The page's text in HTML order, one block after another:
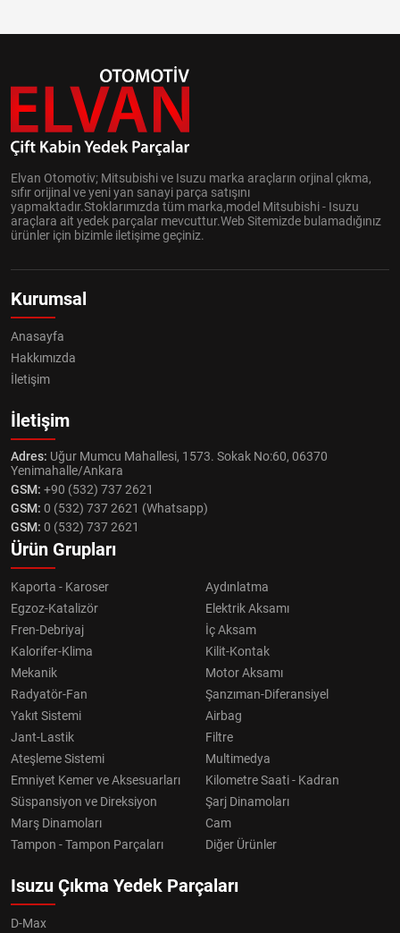
Elvan Otomotiv; Mitsubishi ve Isuzu marka araçların orjinal çıkma,
sıfır orijinal ve yeni yan sanayi parça satışını
yapmaktadır.Stoklarımızda tüm marka,model Mitsubishi - Isuzu
araçlara ait yedek parçalar mevcuttur.Web Sitemizde bulamadığınız
ürünler için bizimle iletişime geçiniz.
Kurumsal
Anasayfa
Hakkımızda
İletişim
İletişim
Adres: Uğur Mumcu Mahallesi, 1573. Sokak No:60, 06370
Yenimahalle/Ankara
GSM: +90 (532) 737 2621
GSM: 0 (532) 737 2621 (Whatsapp)
GSM: 0 (532) 737 2621
Ürün Grupları
Kaporta - Karoser
Aydınlatma
Egzoz-Katalizör
Elektrik Aksamı
Fren-Debriyaj
İç Aksam
Kalorifer-Klima
Kilit-Kontak
Mekanik
Motor Aksamı
Radyatör-Fan
Şanzıman-Diferansiyel
Yakıt Sistemi
Airbag
Jant-Lastik
Filtre
Ateşleme Sistemi
Multimedya
Emniyet Kemer ve Aksesuarları
Kilometre Saati - Kadran
Süspansiyon ve Direksiyon
Şarj Dinamoları
Marş Dinamoları
Cam
Tampon - Tampon Parçaları
Diğer Ürünler
Isuzu Çıkma Yedek Parçaları
D-Max